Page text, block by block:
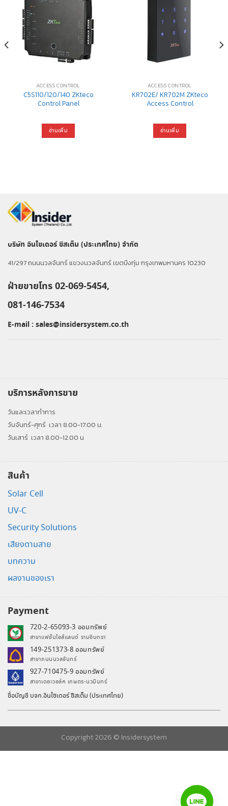
ACCESS CONTROL
C5S110/120/140 ZKteco
Control Panel
อ่านเพิ่ม
ACCESS CONTROL
KR702E/ KR702M ZKteco
Access Control
อ่านเพิ่ม
บริษัท อินไซเดอร์ ซิสเต็ม (ประเทศไทย) จำกัด
41/297 ถนนนวลจันทร์ แขวงนวลจันทร์ เขตบึงกุ่ม กรุงเทพมหานคร 10230
ฝ่ายขายโทร 02-069-5454,
081-146-7534
E-mail : sales@insidersystem.co.th
บริการหลังการขาย
วันและเวลาทำการ
วันจันทร์-ศุกร์ เวลา 8.00-17.00 น.
วันเสาร์ เวลา 8.00-12.00 น
สินค้า
Solar Cell
UV-C
Security Solutions
เสียงตามสาย
บทความ
ผลงานของเรา
Payment
720-2-65093-3 ออมทรัพย์
สาขาแฟชั่นไอส์แลนด์ รามอินทรา
149-251373-8 ออมทรัพย์
สาขาถนนนวลจันทร์
927-710475-9 ออมทรัพย์
สาขาเดอะวอล์ค เกษตร-นวมินทร์
ชื่อบัญชี บจก.อินไซเดอร์ ซิสเต็ม (ประเทศไทย)
Copyright 2026 © Insidersystem